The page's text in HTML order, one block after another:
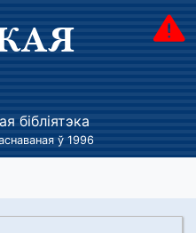
бібліятэка
ў 1996